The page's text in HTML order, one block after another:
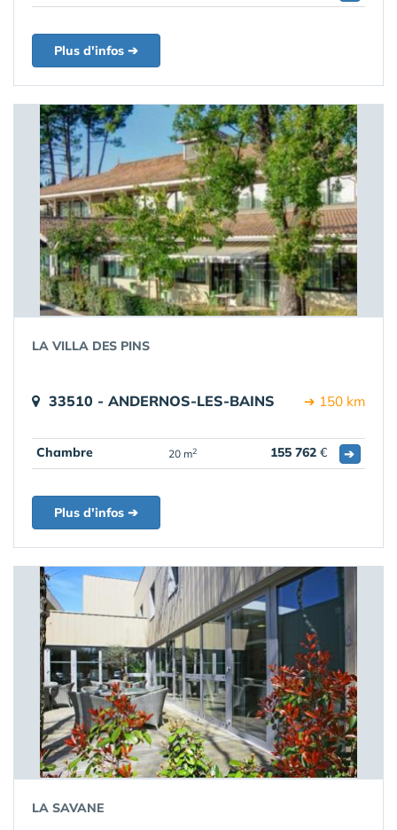
Plus d'infos ➔
LA VILLA DES PINS
33510 - ANDERNOS-LES-BAINS ➔ 150 km
Chambre 20 m2 155 762 € ➔
Plus d'infos ➔
LA SAVANE